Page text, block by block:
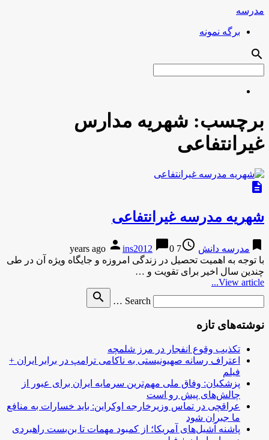
مدرسه
برگه نمونه
search
برچسب: شهریه مدارس
غیرانتفاعی
description
شهریه مدرسه غیرانتفاعی
bookmark مدرسه دانش access_time
7 years ago
person ins2012 chat_bubble0
با توجه به اهمیت تحصیل در زندگی امروزه و جایگاه ویژه آن در طی
چندین سال اخیر برای تقویت و …
View article...
Search …
search
نوشته‌های تازه
تکذیب وقوع انفجار در مرز شلمچه
اعتراف رسانه صهیونیستی به ناکامی ترامپ در برابر ایران +
فیلم
پزشکیان: وفاق ملی مهم‌ترین سرمایه ایران برای عبور از
چالش‌های پیش رو است
عراقچی در تماس وزیرخارجه اوکراین: باید خسارات به منافع
ما جبران شود
پاشنه آشیل‌های آمریکا؛ از کمبود مهمات تا بن‌بست راهبردی